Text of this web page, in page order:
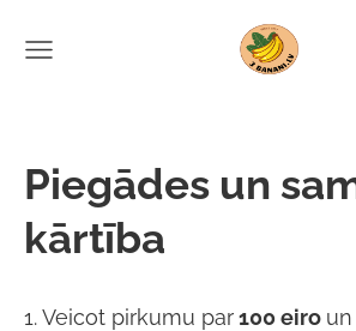
Piegādes un
kārtība
1.Veicot pirkumu par100 eiro